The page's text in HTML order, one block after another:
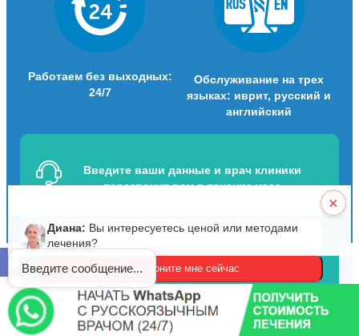
Открыть панель инструментов
Работаем без выходных:
24/7
Обслуживание на трех
языках: иврит, русский и
английский
Введите ваши данные и врач клиники
перезвонит вам в течение часа
Соглашаюсь с политикой конфиденциальности. Прошу
сохранить врачебную тайну.
×
Диана: Вы интересуетесь ценой или методами
лечения?
Введите сообщение...